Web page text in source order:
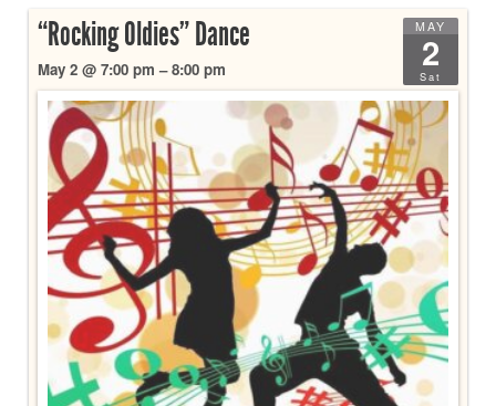
MAY
2
Sat
“Rocking Oldies” Dance
May 2 @ 7:00 pm – 8:00 pm